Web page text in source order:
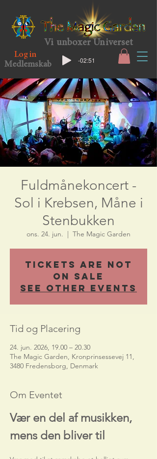
Vi unboxer Universet
Log in
Medlemskab
-02:51
Fuldmånekoncert -
Sol i Krebsen, Måne i
Stenbukken
ons. 24. jun.
  |
The Magic Garden
Tickets Are Not
on Sale
See other events
Tid og Placering
24. jun. 2026, 19.00 – 20.30
The Magic Garden, Kronprinsessevej 11,
3480 Fredensborg, Denmark
Om Eventet
Vær en del af musikken,
mens den bliver til